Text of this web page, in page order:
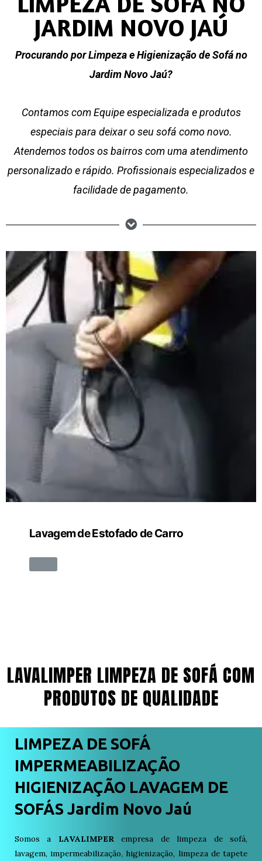
JARDIM NOVO JAÚ
Procurando por Limpeza e Higienização de Sofá no
Jardim Novo Jaú?
Contamos com Equipe especializada e produtos
especiais para deixar o seu sofá como novo.
Atendemos todos os bairros com uma atendimento
personalizado e rápido. Profissionais especializados e
facilidade de pagamento.
Lavagem de Estofado de Carro
LAVALIMPER LIMPEZA DE SOFÁ COM
PRODUTOS DE QUALIDADE
LIMPEZA DE SOFÁ
IMPERMEABILIZAÇÃO
HIGIENIZAÇÃO LAVAGEM DE
SOFÁS Jardim Novo Jaú
Somos a LAVALIMPERempresa de limpeza de sofá,
lavagem, impermeabilização, higienização, limpeza de tapete